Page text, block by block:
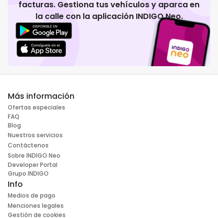
facturas. Gestiona tus vehículos y aparca en
la calle con la aplicación INDIGO Neo.
Más información
Ofertas especiales
FAQ
Blog
Nuestros servicios
Contáctenos
Sobre INDIGO Neo
Developer Portal
Grupo INDIGO
Info
Medios de pago
Menciones legales
Gestión de cookies